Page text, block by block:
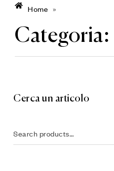
Home »
Categoria:
Cerca un articolo